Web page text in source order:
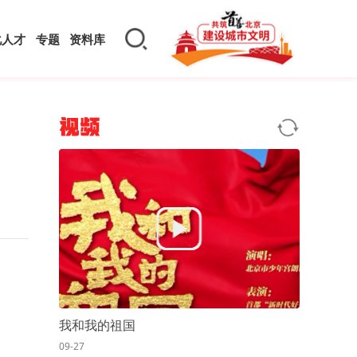
才 专题 资料库
视频
我和我的祖国
09-27